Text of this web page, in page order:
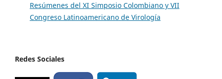
Resúmenes del XI Simposio Colombiano y VII
Congreso Latinoamericano de Virología
Redes Sociales